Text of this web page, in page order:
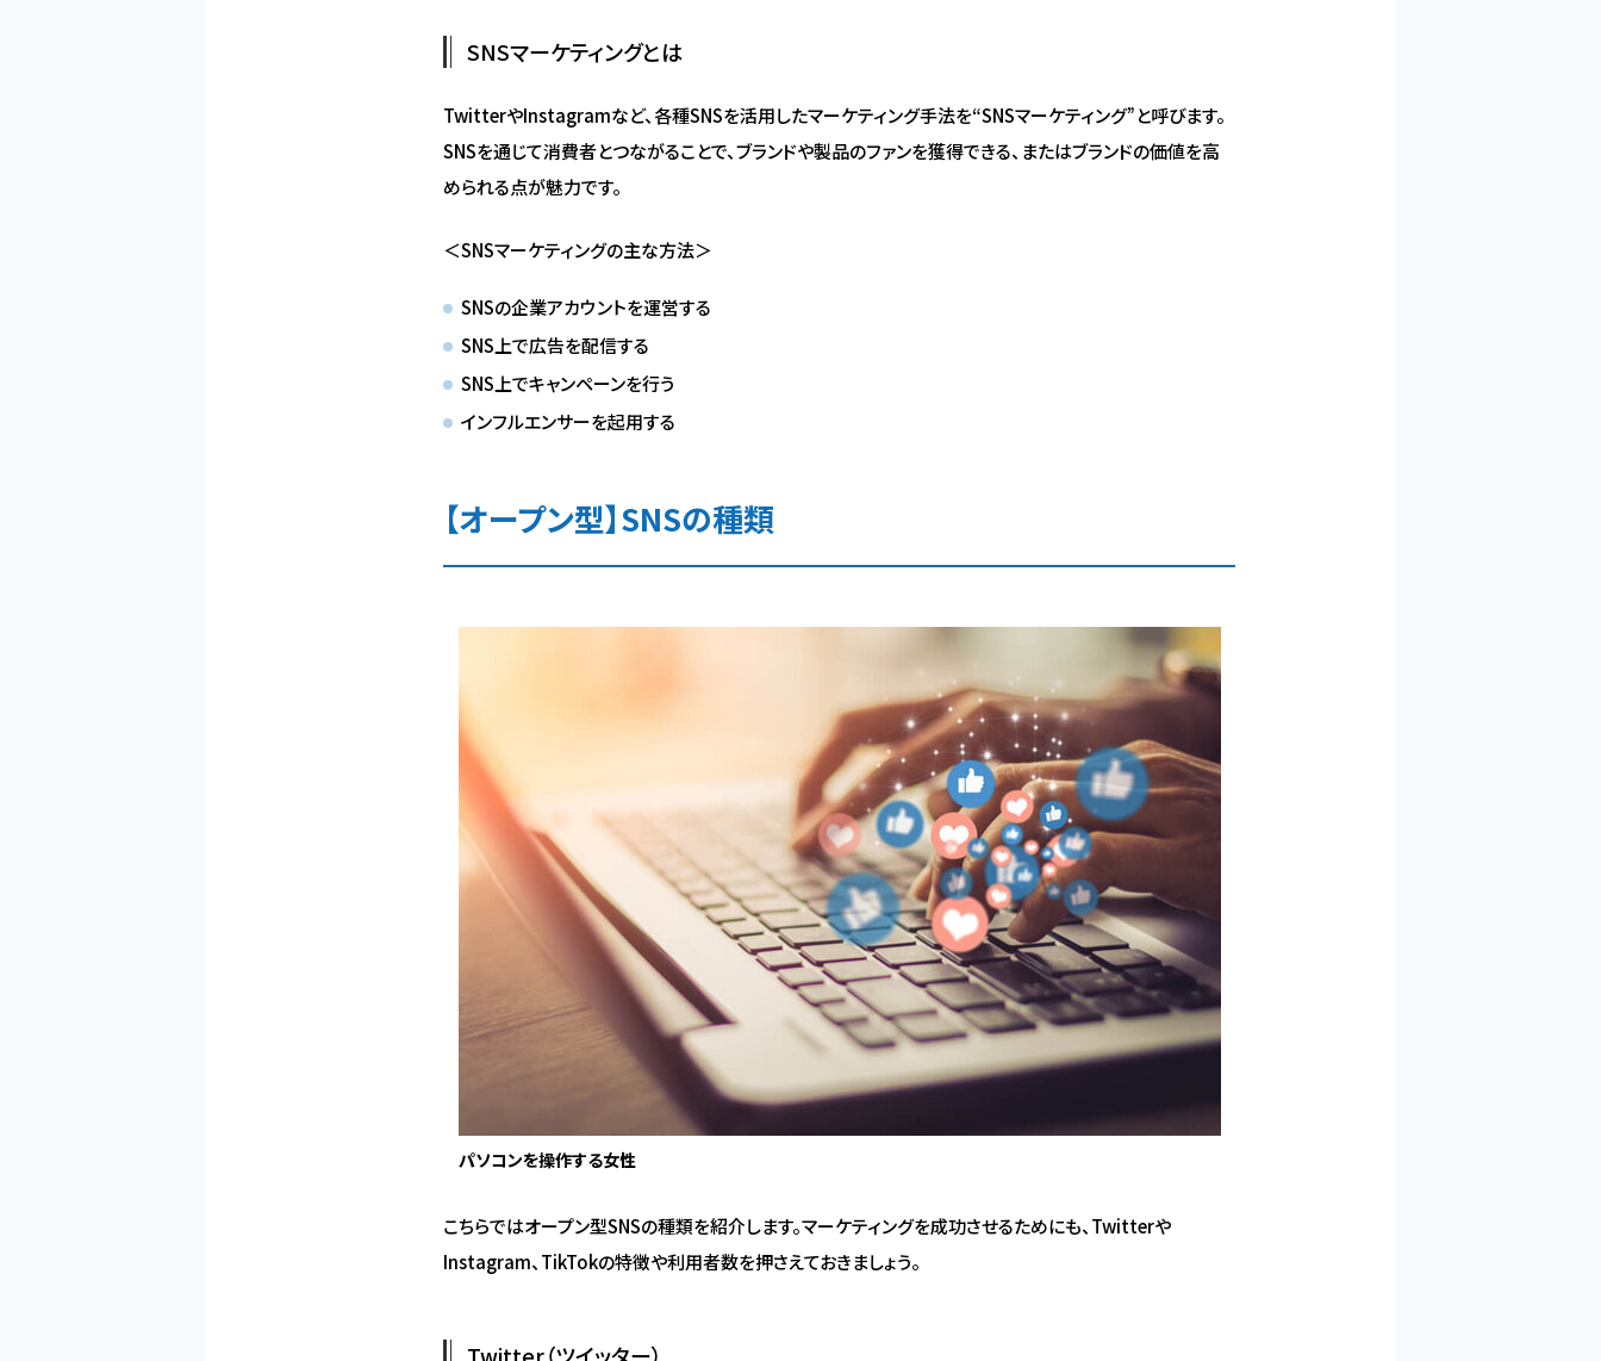
SNSマーケティングとは
TwitterやInstagramなど、各種SNSを活用したマーケティング手法を“SNSマーケティング”と呼びます。
SNSを通じて消費者とつながることで、ブランドや製品のファンを獲得できる、またはブランドの価値を高
められる点が魅力です。
＜SNSマーケティングの主な方法＞
SNSの企業アカウントを運営する
SNS上で広告を配信する
SNS上でキャンペーンを行う
インフルエンサーを起用する
【オープン型】SNSの種類
パソコンを操作する女性
こちらではオープン型SNSの種類を紹介します。マーケティングを成功させるためにも、Twitterや
Instagram、TikTokの特徴や利用者数を押さえておきましょう。